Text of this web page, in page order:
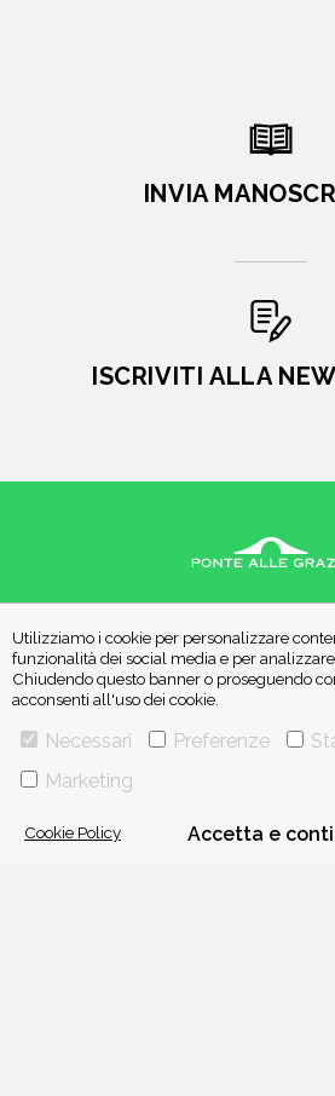
Utilizziamo i cookie per personalizzare
funzionalità dei social media e per
Chiudendo questo banner o proseguendo
acconsenti all'uso dei cookie.
Necessari Preferenze
Marketing
Cookie Policy Accetta e
INVIA
ISCRIVITI ALLA
E-MAIL:
TELEFONO0234597626 - FAX
ADRIANO SALANI
P. IVA